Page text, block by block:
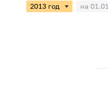
на 01.01